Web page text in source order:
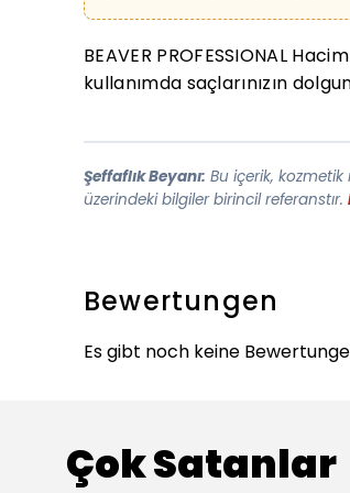
BEAVER PROFESSIONAL
kullanımda saçlarınızın
Şeffaflık Beyanı: Bu içerik,
üzerindeki bilgiler birincil referanstır.
Bewertungen
Es gibt noch keine
Çok Satanlar